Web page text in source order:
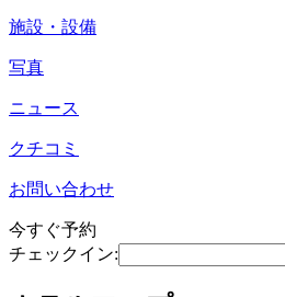
施設・設備
写真
ニュース
クチコミ
お問い合わせ
今すぐ予約
チェックイン: